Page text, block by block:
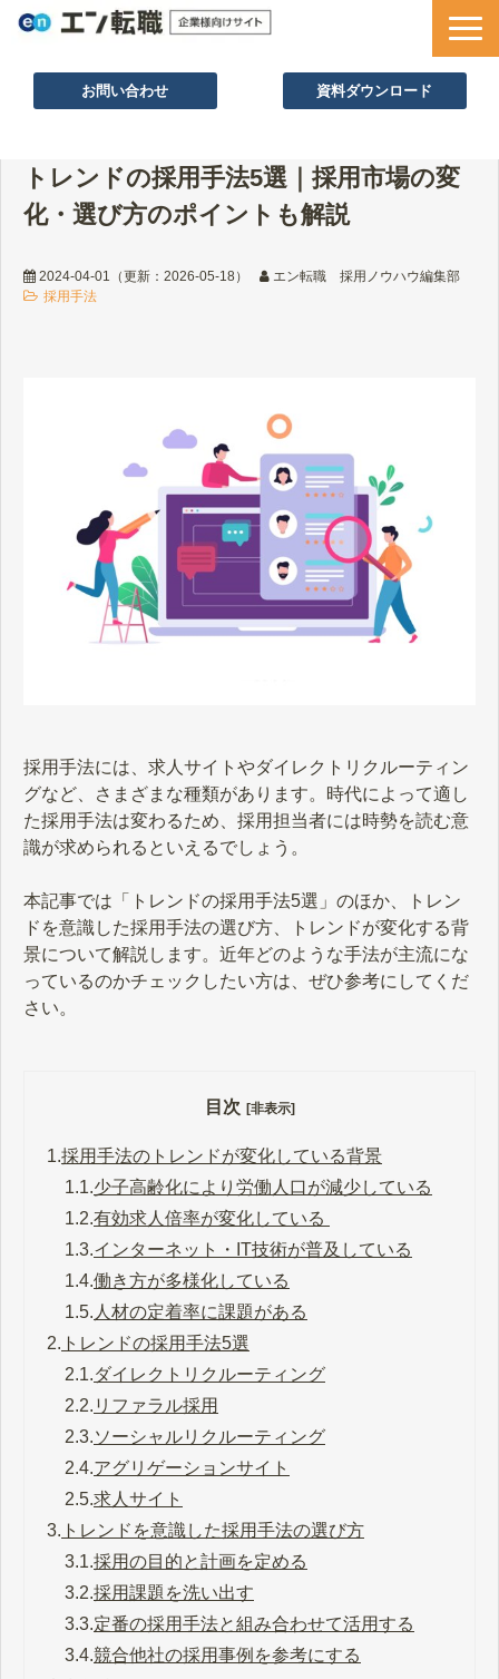
お問い合わせ 資料ダウンロード
採用ノウハウ
採用事例
セミナー情報
トレンドの採用手法5選｜採用市場の変
化・選び方のポイントも解説
2024-04-01 （更新： 2026-05-18 ）
エン転職 採用ノウハウ編集部
採用手法
採用手法には、求人サイトやダイレクトリクルーティン
グなど、さまざまな種類があります。時代によって適し
た採用手法は変わるため、採用担当者には時勢を読む意
識が求められるといえるでしょう。
本記事では「トレンドの採用手法5選」のほか、トレン
ドを意識した採用手法の選び方、トレンドが変化する背
景について解説します。近年どのような手法が主流にな
っているのかチェックしたい方は、ぜひ参考にしてくだ
さい。
目次 [非表示]
1.採用手法のトレンドが変化している背景
1.1.少子高齢化により労働人口が減少している
1.2.有効求人倍率が変化している
1.3.インターネット・IT技術が普及している
1.4.働き方が多様化している
1.5. 人材の定着率に課題がある
2. トレンドの採用手法5選
2.1.ダイレクトリクルーティング
2.2. リファラル採用
2.3.ソーシャルリクルーティング
2.4.アグリゲーションサイト
2.5.求人サイト
3. トレンドを意識した採用手法の選び方
3.1.採用の目的と計画を定める
3.2.採用課題を洗い出す
3.3.定番の採用手法と組み合わせて活用する
3.4.競合他社の採用事例を参考にする